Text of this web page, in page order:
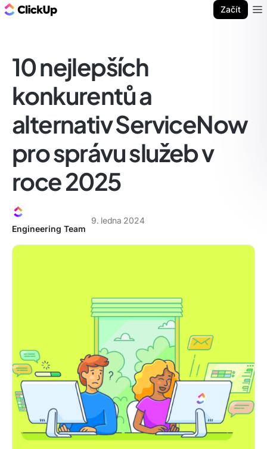
Začít
10 nejlepších
konkurentů a
alternativ ServiceNow
pro správu služeb v
roce 2025
Engineering Team
9. ledna 2024